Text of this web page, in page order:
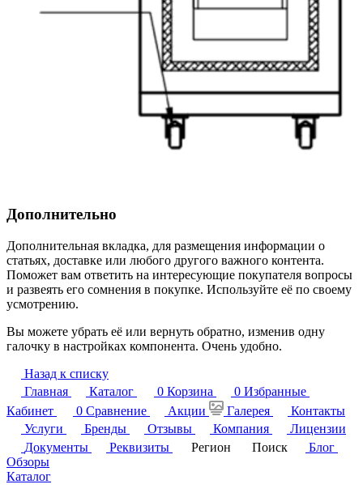
Дополнительно
Дополнительная вкладка, для размещения информации о
статьях, доставке или любого другого важного контента.
Поможет вам ответить на интересующие покупателя вопросы
и развеять его сомнения в покупке. Используйте её по своему
усмотрению.
Вы можете убрать её или вернуть обратно, изменив одну
галочку в настройках компонента. Очень удобно.
Назад к списку
Главная
Каталог 0 Корзина 0 Избранные
Кабинет
0 Сравнение Акции Галерея
Контакты
Услуги
Бренды Отзывы Компания
Лицензии
Документы
Реквизиты Регион Поиск
Блог
Обзоры
Каталог